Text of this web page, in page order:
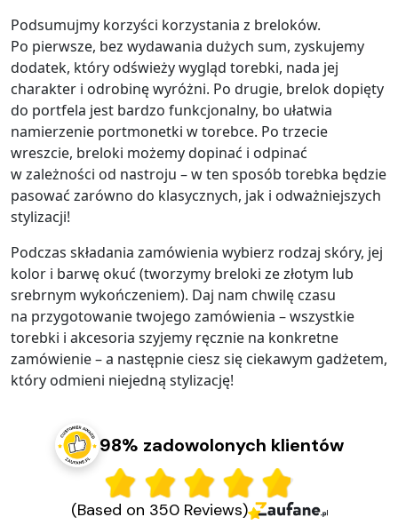
Podsumujmy korzyści korzystania z breloków.
Po pierwsze, bez wydawania dużych sum, zyskujemy
dodatek, który odświeży wygląd torebki, nada jej
charakter i odrobinę wyróżni. Po drugie, brelok dopięty
do portfela jest bardzo funkcjonalny, bo ułatwia
namierzenie portmonetki w torebce. Po trzecie
wreszcie, breloki możemy dopinać i odpinać
w zależności od nastroju – w ten sposób torebka będzie
pasować zarówno do klasycznych, jak i odważniejszych
stylizacji!
Podczas składania zamówienia wybierz rodzaj skóry, jej
kolor i barwę okuć (tworzymy breloki ze złotym lub
srebrnym wykończeniem). Daj nam chwilę czasu
na przygotowanie twojego zamówienia – wszystkie
torebki i akcesoria szyjemy ręcznie na konkretne
zamówienie – a następnie ciesz się ciekawym gadżetem,
który odmieni niejedną stylizację!
98% zadowolonych klientów
(Based on 350 Reviews)